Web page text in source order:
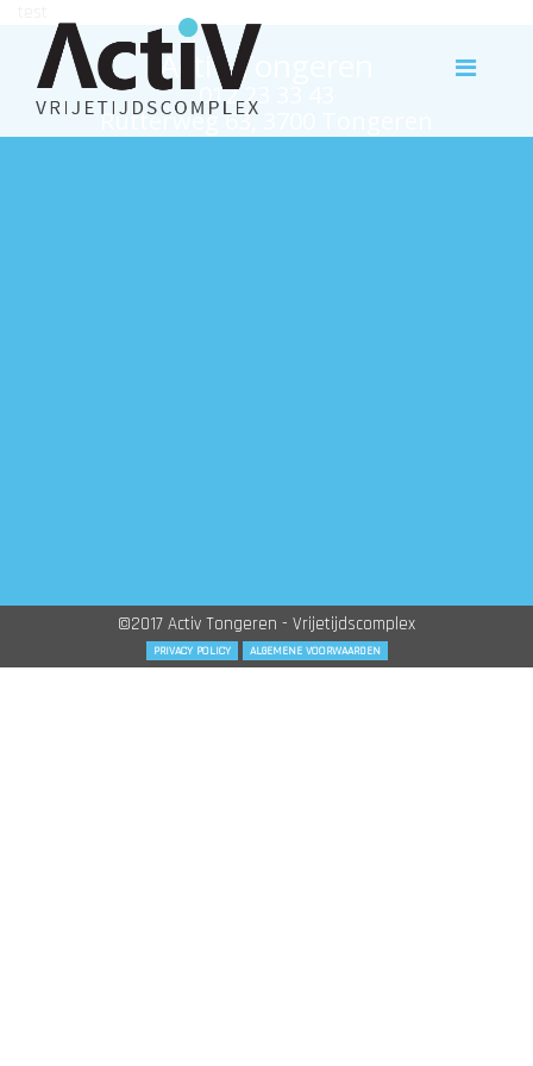
Activ Tongeren
012 23 33 43
Rutterweg 63, 3700 Tongeren
©2017 Activ Tongeren - Vrijetijdscomplex
PRIVACY POLICY ALGEMENE VOORWAARDEN